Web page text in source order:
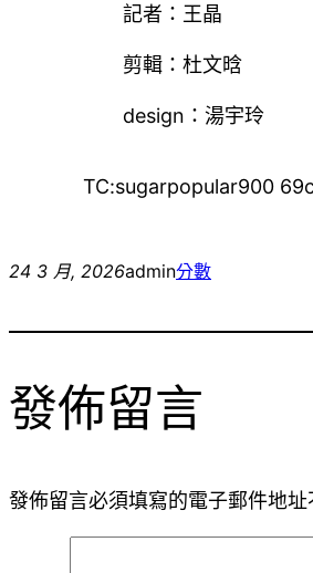
記者：王晶
剪輯：杜文晗
design：湯宇玲
TC:sugarpopular900
24 3 月, 2026admin分數
發佈留言
發佈留言必須填寫的電子郵件地址